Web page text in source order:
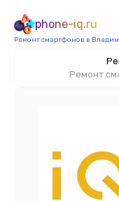
phone-iq.ru
Ремонт смартфонов в
Ремонт